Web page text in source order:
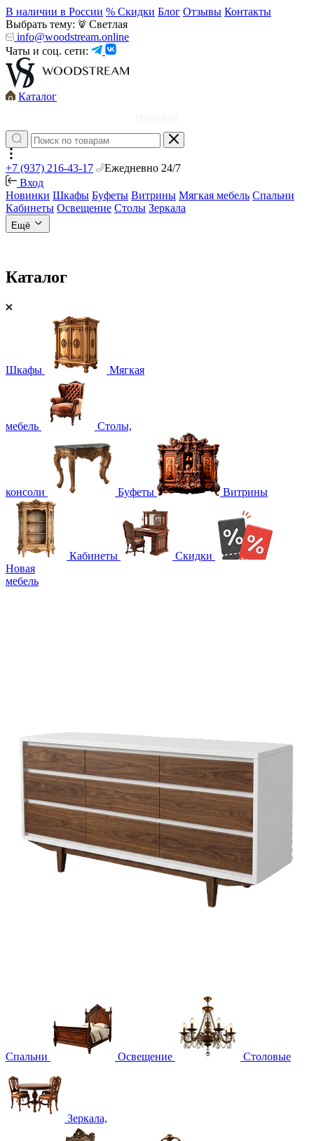
В наличии в России % Скидки Блог Отзывы Контакты
Выбрать тему:
Светлая
info@woodstream.online
Чаты и соц. сети:
Каталог
+7 (937) 216-43-17
Ежедневно 24/7
Вход
Новинки Шкафы Буфеты Витрины Мягкая мебель Спальни
Кабинеты Освещение Столы Зеркала
Ещё
Каталог
Шкафы Мягкая
мебель Столы,
консоли Буфеты Витрины
Кабинеты
Скидки
Новая
мебель
Спальни Освещение Столовые
Зеркала,